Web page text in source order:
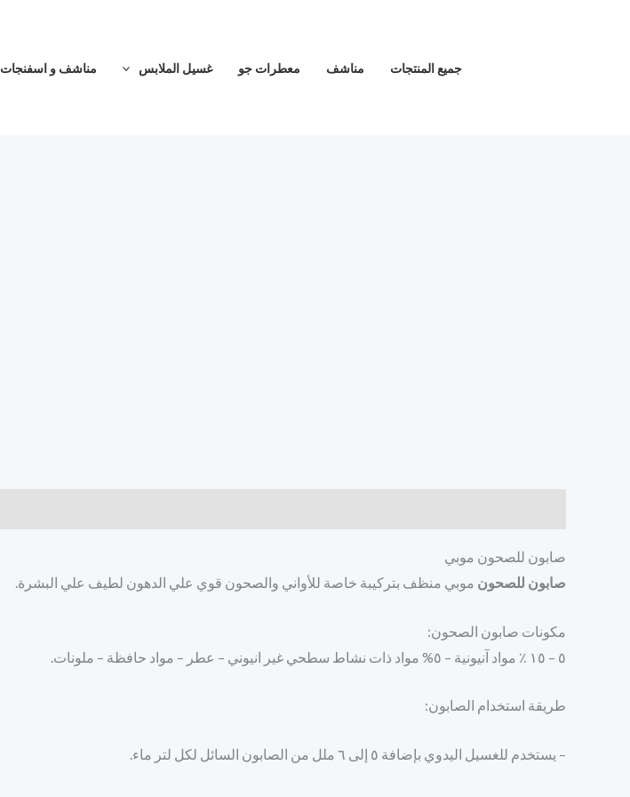
جميع المنتجات مناشف معطرات جو غسيل الملابس مناشف و اسفنجات
صابون للصحون موبي
صابون للصحون موبي منظف بتركيبة خاصة للأواني والصحون قوي علي الدهون لطيف علي البشرة.
مكونات صابون الصحون:
٥ – ١٥ ٪ مواد آنيونية – ٥% مواد ذات نشاط سطحي غير انيوني – عطر – مواد حافظة – ملونات.
طريقة استخدام الصابون:
– يستخدم للغسيل اليدوي بإضافة ٥ إلى ٦ ملل من الصابون السائل لكل لتر ماء.